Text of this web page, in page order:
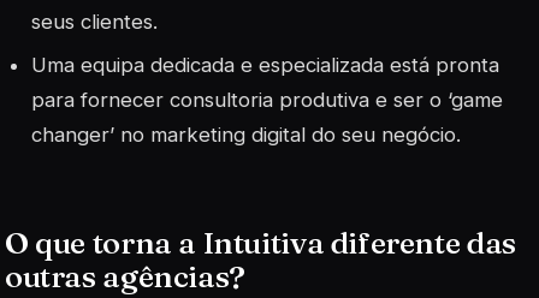
seus clientes.
Uma equipa dedicada e especializada está pronta
para fornecer consultoria produtiva e ser o ‘game
changer’ no marketing digital do seu negócio.
O que torna a Intuitiva diferente das
outras agências?